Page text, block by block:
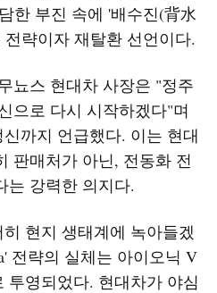
한 부진 속에 '배수진(背水
략이자 재탈환 선언이다.
뇨스 현대차 사장은 "정주
으로 다시 시작하겠다"며
까지 언급했다. 이는 현대
판매처가 아닌, 전동화 전
는 강력한 의지다.
현지 생태계에 녹아들겠
전략의 실체는 아이오닉 V
투영되었다. 현대차가 야심